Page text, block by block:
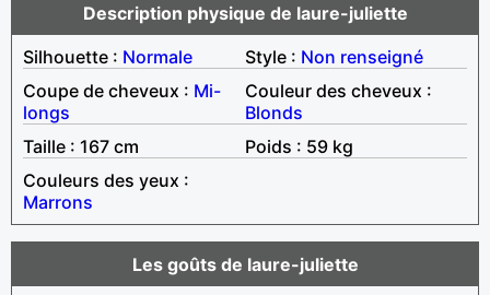
Description physique de laure-juliette
Silhouette : Normale Style : Non renseigné
Coupe de cheveux : Mi-
longs
Couleur des cheveux :
Blonds
Taille : 167 cm
Poids : 59 kg
Couleurs des yeux :
Marrons
Les goûts de laure-juliette